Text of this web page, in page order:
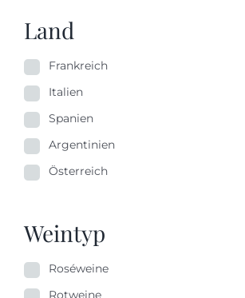
Land
Frankreich
Italien
Spanien
Argentinien
Österreich
Weintyp
Roséweine
Rotweine